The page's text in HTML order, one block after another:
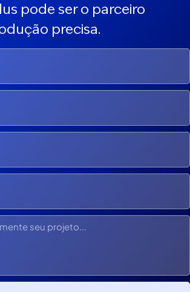
pode ser o parceiro
precisa.